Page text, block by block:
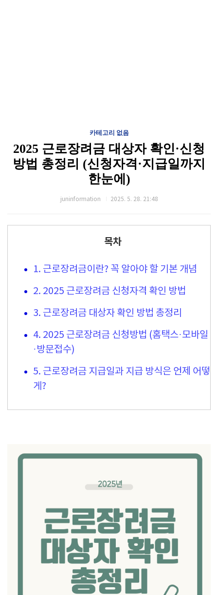
카테고리 없음
2025 근로장려금 대상자 확인·신청
방법 총정리 (신청자격·지급일까지
한눈에)
juninformation 2025. 5. 28. 21:48
목차
1. 근로장려금이란? 꼭 알아야 할 기본 개념
2. 2025 근로장려금 신청자격 확인 방법
3. 근로장려금 대상자 확인 방법 총정리
4. 2025 근로장려금 신청방법 (홈택스·모바일
·방문접수)
5. 근로장려금 지급일과 지급 방식은 언제 어떻
게?